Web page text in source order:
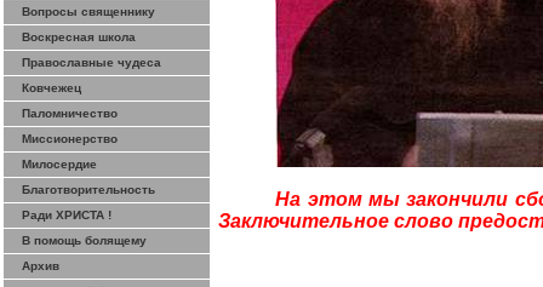
Вопросы священнику
Воскресная школа
Православные чудеса
Ковчежец
Паломничество
Миссионерство
Милосердие
Благотворительность
Ради ХРИСТА !
В помощь болящему
Архив
На этом мы закончили
Заключительное слово